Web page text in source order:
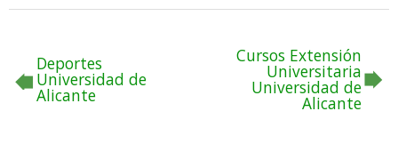
Deportes
Universidad de
Alicante
Cursos Extensión
Universitaria
Universidad de
Alicante